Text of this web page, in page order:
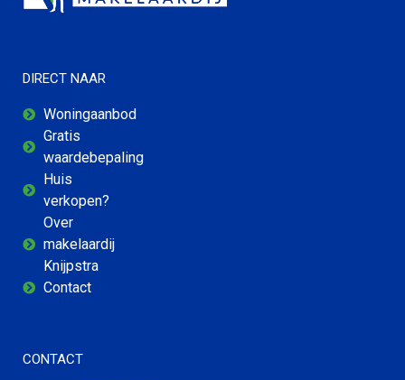
DIRECT NAAR
Woningaanbod
Gratis
waardebepaling
Huis
verkopen?
Over
makelaardij
Knijpstra
Contact
CONTACT